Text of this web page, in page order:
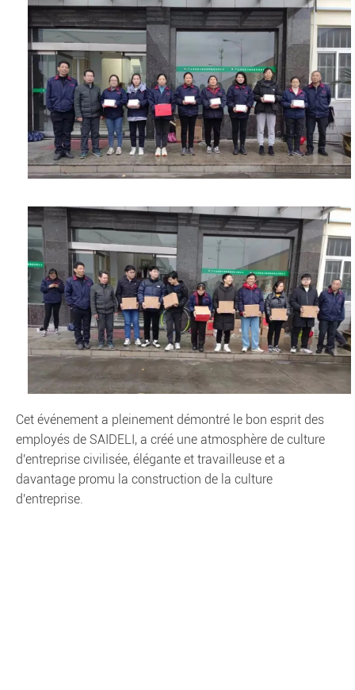
Cet événement a pleinement démontré le bon esprit des
employés de SAIDELI, a créé une atmosphère de culture
d'entreprise civilisée, élégante et travailleuse et a
davantage promu la construction de la culture
d'entreprise.